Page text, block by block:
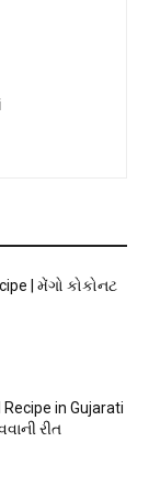
| મેંગો કોકોનટ
in Gujarati
રીત